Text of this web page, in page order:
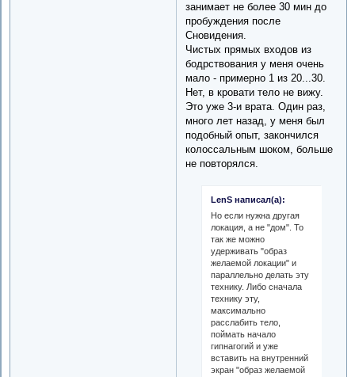
занимает не более 30 мин до
пробуждения после
Сновидения.
Чистых прямых входов из
бодрствования у меня очень
мало - примерно 1 из 20...30.
Нет, в кровати тело не вижу.
Это уже 3-и врата. Один раз,
много лет назад, у меня был
подобный опыт, закончился
колоссальным шоком, больше
не повторялся.
LenS написал(а):
Но если нужна другая
локация, а не "дом". То
так же можно
удерживать "образ
желаемой локации" и
параллельно делать эту
технику. Либо сначала
технику эту,
максимально
расслабить тело,
поймать начало
гипнагогий и уже
вставить на внутренний
экран "образ желаемой